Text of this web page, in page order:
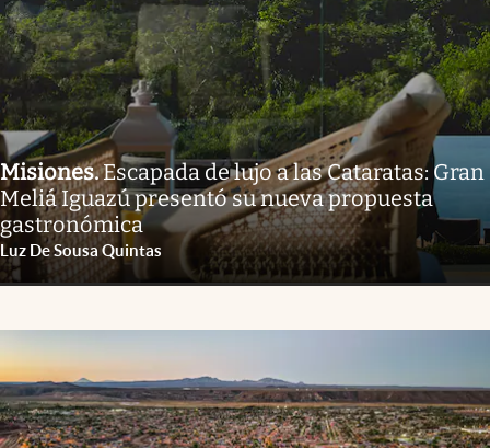
Misiones.Escapada de lujo a las Cataratas: Gran
Meliá Iguazú presentó su nueva propuesta
gastronómica
Luz De Sousa Quintas